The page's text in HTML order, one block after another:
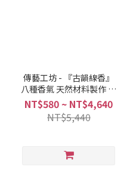
傳藝工坊 - 『古韻線香』
八種香氣 天然材料製作 線
香 盤香
NT$580 ~ NT$4,640
NT$5,440